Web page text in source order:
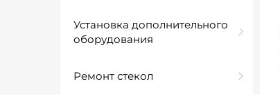
Установка дополнительного
оборудования
Ремонт стекол